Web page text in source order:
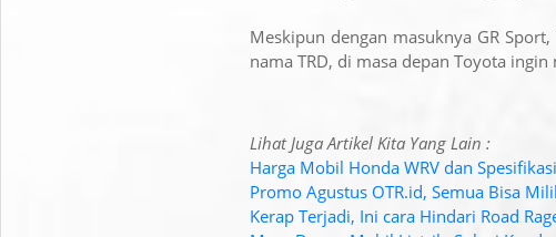
Meskipun dengan masuknya GR
nama TRD, di masa depan Toyota
Lihat Juga Artikel Kita Yang Lain :
Harga Mobil Honda WRV dan
Promo Agustus OTR.id, Semua Bisa
Kerap Terjadi, Ini cara Hindari Road